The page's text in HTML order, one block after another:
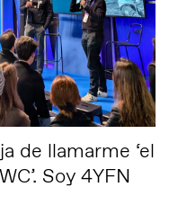
de llamarme ‘el
Soy 4YFN